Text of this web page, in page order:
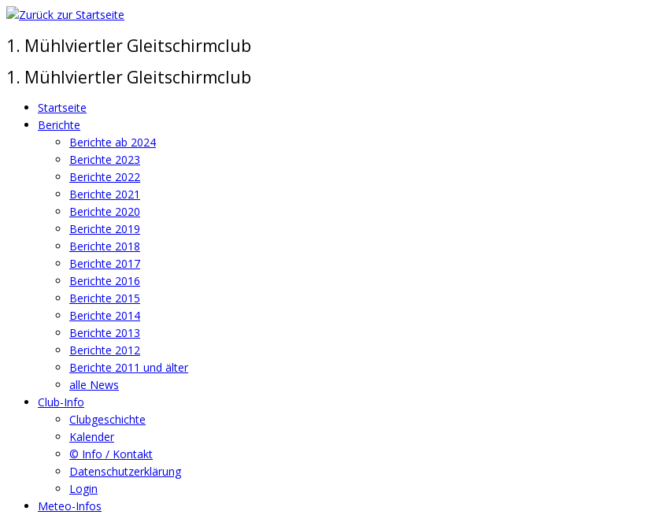
Zum
springen
1. Mühlviertler Gleitschirmclub
1. Mühlviertler Gleitschirmclub
Startseite
Berichte
Berichte ab 2024
Berichte 2023
Berichte 2022
Berichte 2021
Berichte 2020
Berichte 2019
Berichte 2018
Berichte 2017
Berichte 2016
Berichte 2015
Berichte 2014
Berichte 2013
Berichte 2012
Berichte 2011 und älter
alle News
Club-Info
Clubgeschichte
Kalender
© Info / Kontakt
Datenschutzerklärung
Login
Meteo-Infos